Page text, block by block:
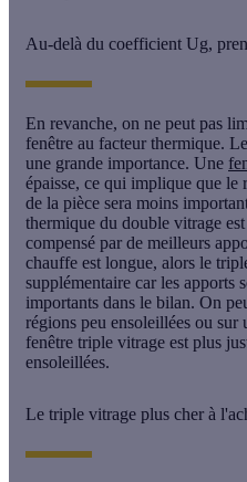
Au-delà du coefficient Ug,
En revanche, on ne peut pas
fenêtre au facteur thermique.
une grande importance. Une
épaisse, ce qui implique que le
de la pièce sera moins
thermique du double vitrage
compensé par de meilleurs
chauffe est longue, alors le
supplémentaire car les apports
importants dans le bilan. On
régions peu ensoleillées ou
fenêtre triple vitrage est plus
ensoleillées.
Le triple vitrage plus cher à